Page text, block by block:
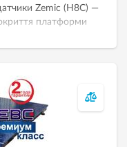
Zemic (H8С) —
платформи
Розмір